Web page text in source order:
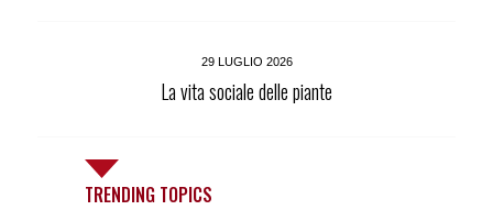
29 LUGLIO 2026
La vita sociale delle piante
TRENDING TOPICS